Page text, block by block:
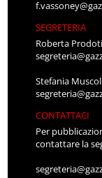
SEGRETERIA
Roberta Prodoti
Stefania
CONTATTACI
Per
contattare la